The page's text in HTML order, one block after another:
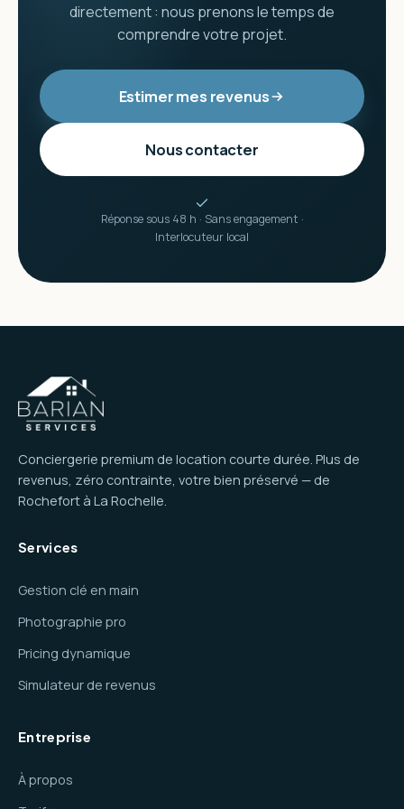
directement : nous prenons le temps de
comprendre votre projet.
Estimer mes revenus
Nous contacter
Réponse sous 48 h · Sans engagement ·
Interlocuteur local
Conciergerie premium de location courte durée. Plus de
revenus, zéro contrainte, votre bien préservé — de
Rochefort à La Rochelle.
Services
Gestion clé en main
Photographie pro
Pricing dynamique
Simulateur de revenus
Entreprise
À propos